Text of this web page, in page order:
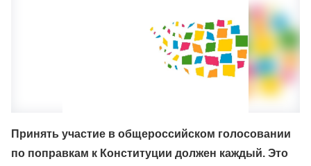
Принять участие в общероссийском голосовании
по поправкам к Конституции должен каждый. Это